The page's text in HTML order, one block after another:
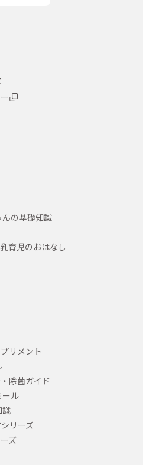
の基礎知識
育児のおはなし
リメント
除菌ガイド
ール
識
リーズ
ズ